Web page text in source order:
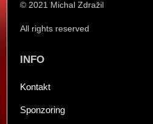
© 2021 Michal Zdražil
All rights reserved
INFO
Kontakt
Sponzoring